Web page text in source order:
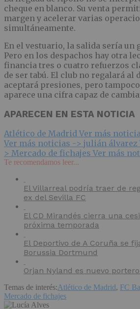
cheque en blanco. Su venta
margen y acelerar varias
simultáneamente.
En el vestuario, la salida sería un
Pero en los despachos hay otra
financia tres o cuatro refuerzos
de ser tabú. El club no regalará al
aceptará presiones, pero
aparece una cifra capaz de
APARECEN EN ESTA NOTICIA
Atlético de Madrid Ver más
Ver más noticias -> julián álvarez
> Mercado de fichajes Ver más
Te recomendamos leer...
El Villarreal podría traer de
ex del Sevilla FC
El CD Mirandés cierra una
próxima temporada
El Deportivo de A Coruña se
Borussia Dortmund
Orjan Nyland es nuevo
Temas de interés:Atlético de Madrid, FC
Mercado de fichajes